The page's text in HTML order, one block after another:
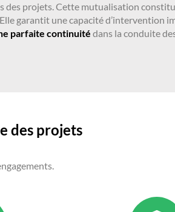
des projets. Cette mutualisation
garantit une capacité d’intervention
parfaite continuité dans la conduite
des projets